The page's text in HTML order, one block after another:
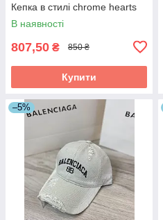
Кепка в стилі chrome hearts
В наявності
807,50 ₴ 850 ₴
Купити
–5%